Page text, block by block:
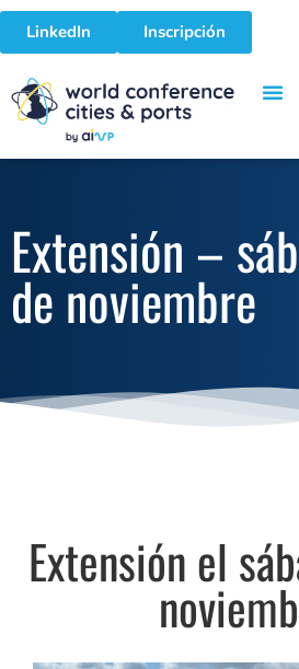
LinkedIn Inscripción
Extensión –
de noviembre
Extensión el